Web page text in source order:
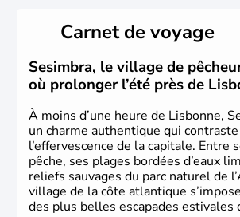
devient la capitale du pays et
comme point de commerce
XVIe siècle, le Portugal brille dans
comme l'un des plus grands
culturels. La monarchie est
République est instaurée. Dictature
devient membre de l'Union
Carnet de voyage
Sesimbra, le village de
où prolonger l’été près de
À moins d’une heure de Lisbonne,
un charme authentique qui contraste
l’effervescence de la capitale. Entre
pêche, ses plages bordées d’eaux
reliefs sauvages du parc naturel de
village de la côte atlantique
des plus belles escapades estivales